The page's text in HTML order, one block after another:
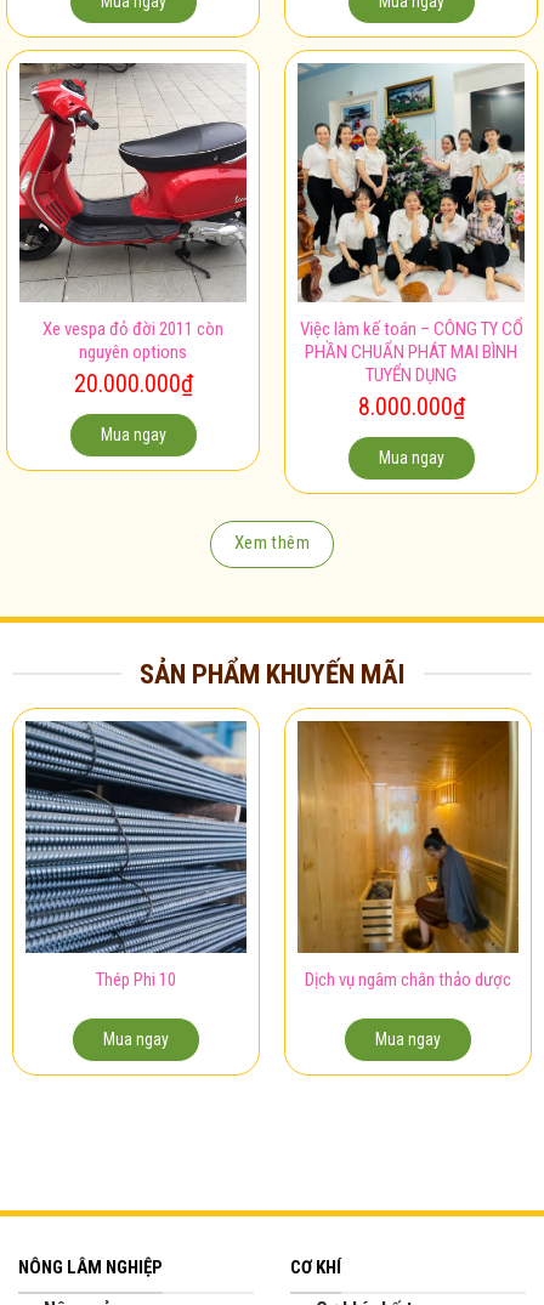
Mua ngay Mua ngay
Xe vespa đỏ đời 2011 còn
nguyên options
20.000.000₫
Việc làm kế toán – CÔNG TY CỔ
PHẦN CHUẨN PHÁT MAI BÌNH
TUYỂN DỤNG
8.000.000₫
SẢN PHẨM KHUYẾN MÃI
Thép Phi 10
Mua ngay
Dịch vụ ngâm chân thảo dược
Mua ngay
NÔNG LÂM NGHIỆP